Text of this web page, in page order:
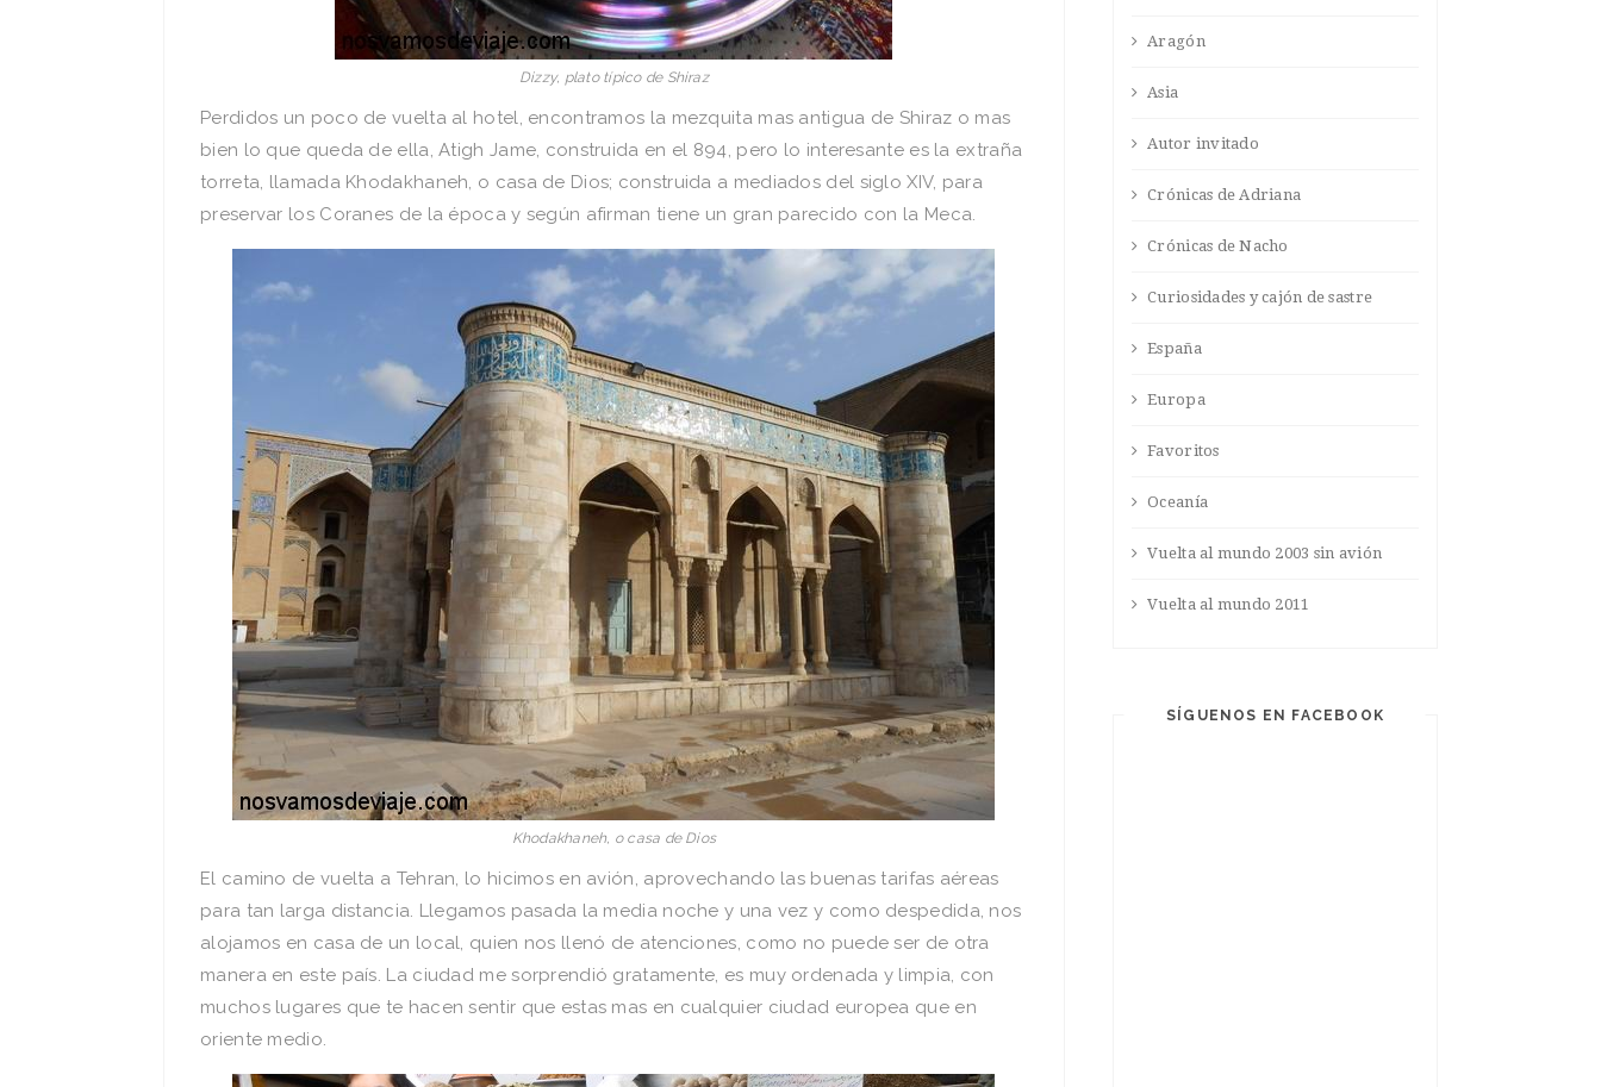
Dizzy, plato típico de Shiraz
Perdidos un poco de vuelta al hotel, encontramos la mezquita mas antigua de Shiraz o mas
bien lo que queda de ella, Atigh Jame, construida en el 894, pero lo interesante es la extraña
torreta, llamada Khodakhaneh, o casa de Dios; construida a mediados del siglo XIV, para
preservar los Coranes de la época y según afirman tiene un gran parecido con la Meca.
Khodakhaneh, o casa de Dios
El camino de vuelta a Tehran, lo hicimos en avión, aprovechando las buenas tarifas aéreas
para tan larga distancia. Llegamos pasada la media noche y una vez y como despedida, nos
alojamos en casa de un local, quien nos llenó de atenciones, como no puede ser de otra
manera en este país. La ciudad me sorprendió gratamente, es muy ordenada y limpia, con
muchos lugares que te hacen sentir que estas mas en cualquier ciudad europea que en
oriente medio.
Aragón
Asia
Autor invitado
Crónicas de Adriana
Crónicas de Nacho
Curiosidades y cajón de sastre
España
Europa
Favoritos
Oceanía
Vuelta al mundo 2003 sin avión
Vuelta al mundo 2011
SÍGUENOS EN FACEBOOK